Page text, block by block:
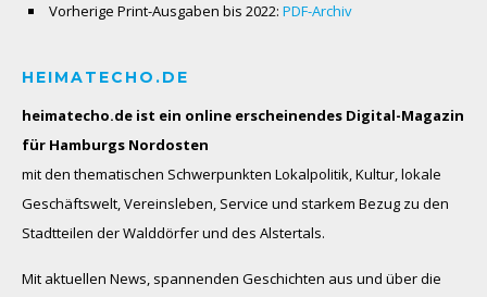
Vorherige Print-Ausgaben bis 2022: PDF-Archiv
HEIMATECHO.DE
heimatecho.de ist ein online erscheinendes Digital-Magazin
für Hamburgs Nordosten
mit den thematischen Schwerpunkten Lokalpolitik, Kultur, lokale
Geschäftswelt, Vereinsleben, Service und starkem Bezug zu den
Stadtteilen der Walddörfer und des Alstertals.
Mit aktuellen News, spannenden Geschichten aus und über die